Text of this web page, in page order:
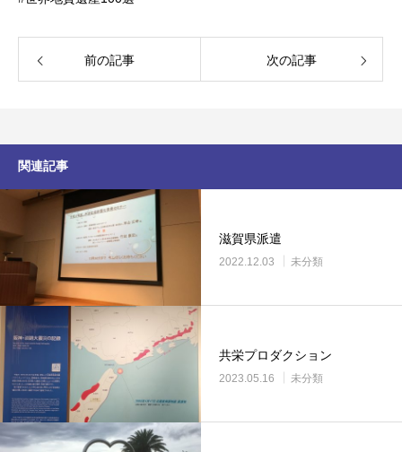
前の記事 次の記事
関連記事
滋賀県派遣
2022.12.03 未分類
共栄プロダクション
2023.05.16 未分類